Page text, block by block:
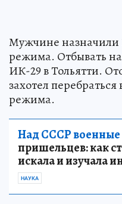
Мужчине назначили
режима. Отбывать
ИК-29 в Тольятти.
захотел
режима.
Над СССР военные
пришельцев: как
искала и изучала
НАУКА